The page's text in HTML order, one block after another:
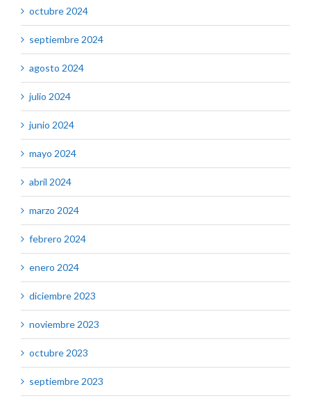
octubre 2024
septiembre 2024
agosto 2024
julio 2024
junio 2024
mayo 2024
abril 2024
marzo 2024
febrero 2024
enero 2024
diciembre 2023
noviembre 2023
octubre 2023
septiembre 2023